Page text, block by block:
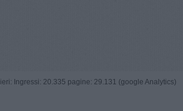
ieri: Ingressi: 20.335 pagine: 29.131 (google Analytics)